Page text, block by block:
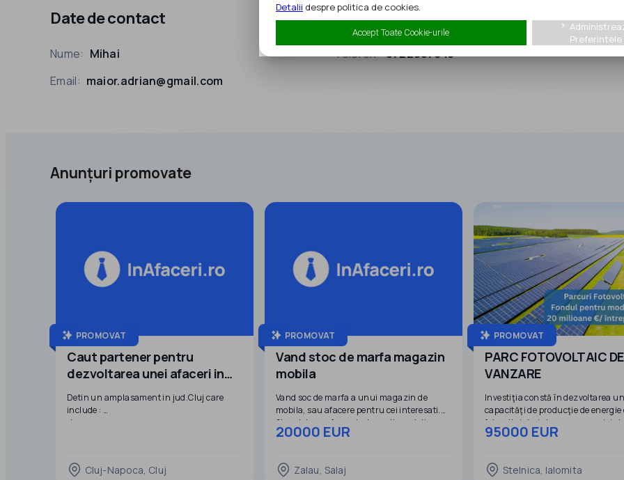
Date de contact
Nume: Mihai Telefon: 0722967345
Email: maior.adrian@gmail.com
Anunțuri promovate
PROMOVAT
Caut partener pentru
dezvoltarea unei afaceri in
domeniul stocarii energiei
electrice
Detin un amplasament in jud.Cluj care
include :
-teren
-racord la reteaua de medie tensiune
-pozitionat langa sosea
Cluj-Napoca, Cluj
PROMOVAT
Vand stoc de marfa magazin
mobila
Vand soc de marfa a unui magazin de
mobila, sau afacere pentru cei interesati.
Stocul de marfa se vinde cu discont din
pretul de achizitie.
20000 EUR
Zalau, Salaj
PROMOVAT
PARC FOTOVOLTAIC DE
VANZARE
Investiţia constă în dezvoltarea
capacităţi de producţie de energie
fotovoltaică şi stocare a energiei
o putere totală de aproximativ 454
judeţul Ialomiţa, România.
Investiţia este compusă din două
95000 EUR
Stelnica, Ialomita
Detalii despre politica de cookies.
Accept Toate Cookie-urile
keyboard_arrow_right
Preferintele